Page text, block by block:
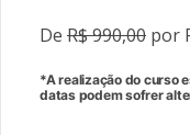
De R$ 990,00 por
*A realização do curso
datas podem sofrer